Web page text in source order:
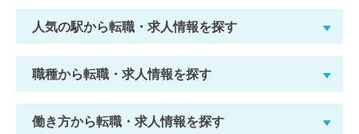
人気の駅から転職・求人情報を探す
職種から転職・求人情報を探す
働き方から転職・求人情報を探す